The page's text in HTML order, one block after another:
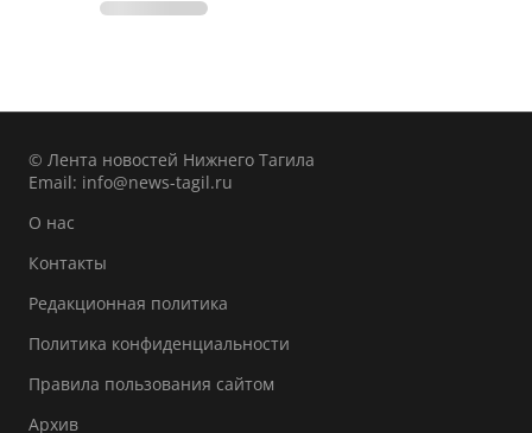
© Лента новостей Нижнего Тагила
Email: info@news-tagil.ru
О нас
Контакты
Редакционная политика
Политика конфиденциальности
Правила пользования сайтом
Архив